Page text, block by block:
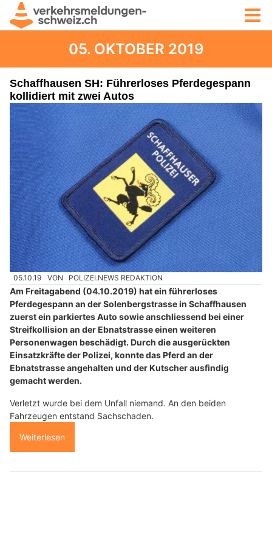
05. OKTOBER 2019
Schaffhausen SH: Führerloses Pferdegespann
kollidiert mit zwei Autos
05.10.19 VON POLIZEI.NEWS REDAKTION
Am Freitagabend (04.10.2019) hat ein führerloses
Pferdegespann an der Solenbergstrasse in Schaffhausen
zuerst ein parkiertes Auto sowie anschliessend bei einer
Streifkollision an der Ebnatstrasse einen weiteren
Personenwagen beschädigt. Durch die ausgerückten
Einsatzkräfte der Polizei, konnte das Pferd an der
Ebnatstrasse angehalten und der Kutscher ausfindig
gemacht werden.
Verletzt wurde bei dem Unfall niemand. An den beiden
Fahrzeugen entstand Sachschaden.
Weiterlesen